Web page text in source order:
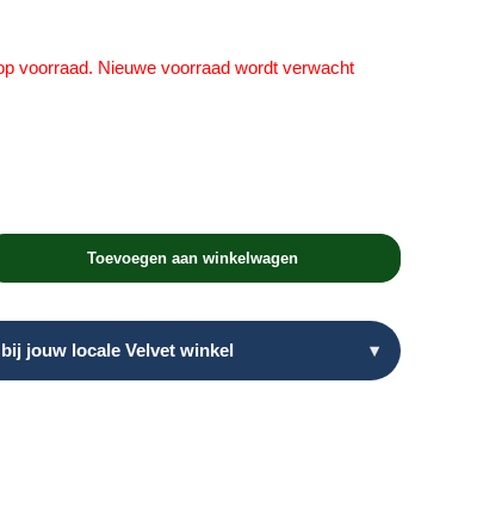
voorraad. Nieuwe voorraad wordt verwacht
de hoeveelheidToevoegen aan winkelwagen
jouw locale Velvet winkel ▾